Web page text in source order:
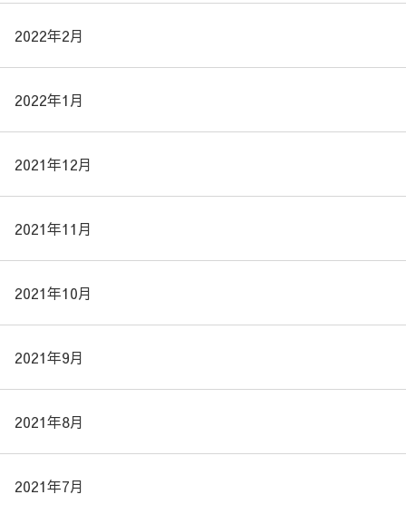
2022年2月
2022年1月
2021年12月
2021年11月
2021年10月
2021年9月
2021年8月
2021年7月